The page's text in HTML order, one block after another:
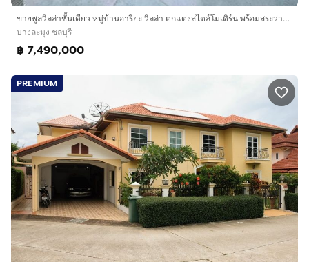
ขายพูลวิลล่าชั้นเดียว หมู่บ้านอารียะ วิลล่า ตกแต่งสไตล์โมเดิร์น พร้อมสระว่ายน้ำส่วนตัว ซอยสยามคันทรี่คลับ พัทยา
บางละมุง ชลบุรี
฿ 7,490,000
PREMIUM